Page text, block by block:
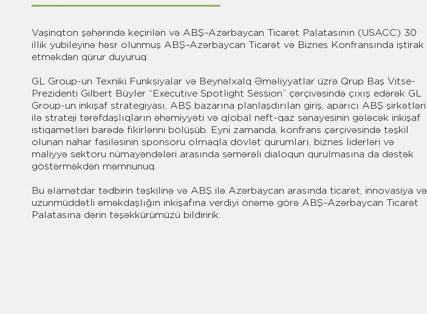
Vaşinqton şəhərində keçirilən və ABŞ–Azərbaycan Ticarət Palatasının (USACC) 30
illik yubileyinə həsr olunmuş ABŞ–Azərbaycan Ticarət və Biznes Konfransında iştirak
etməkdən qürur duyuruq.
GL Group-un Texniki Funksiyalar və Beynəlxalq Əməliyyatlar üzrə Qrup Baş Vitse-
Prezidenti Gilbert Büyler “Executive Spotlight Session” çərçivəsində çıxış edərək GL
Group-un inkişaf strategiyası, ABŞ bazarına planlaşdırılan giriş, aparıcı ABŞ şirkətləri
ilə strateji tərəfdaşlıqların əhəmiyyəti və qlobal neft-qaz sənayesinin gələcək inkişaf
istiqamətləri barədə fikirlərini bölüşüb. Eyni zamanda, konfrans çərçivəsində təşkil
olunan nahar fasiləsinin sponsoru olmaqla dövlət qurumları, biznes liderləri və
maliyyə sektoru nümayəndələri arasında səmərəli dialoqun qurulmasına da dəstək
göstərməkdən məmnunuq.
Bu əlamətdar tədbirin təşkilinə və ABŞ ilə Azərbaycan arasında ticarət, innovasiya və
uzunmüddətli əməkdaşlığın inkişafına verdiyi önəmə görə ABŞ–Azərbaycan Ticarət
Palatasına dərin təşəkkürümüzü bildiririk.